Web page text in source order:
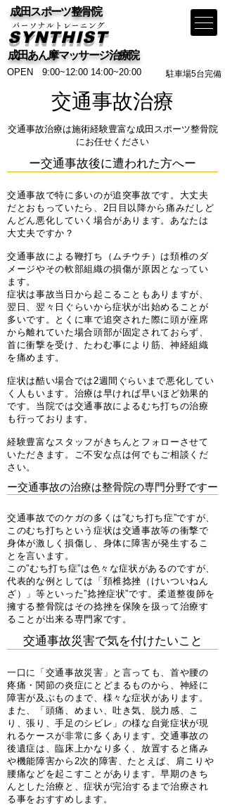
​ 成田スポーツ整骨院
​パーソナルトレーニング
SYNTHIST
​ 成田あん摩マッサージ治療院
OPEN 9:00~12:00 14:00~20:00 ​駐車場5台完備
交通事故治療
交通事故治療は施術経験豊富な成田スポーツ整骨院
にお任せください
ー交通事故後に遭われた方へー
交通事故で特に多いのが追突事故です。大丈夫
だとおもっていたら、2日目以降から痛みだしど
んどん悪化していく場合があります。あなたは
大丈夫ですか？
交通事故による鞭打ち（ムチウチ）は頚椎のダ
メージやその軟部組織の損傷が原因となってい
ます。
症状は事故当日から起こることもありますが、
翌日、翌々日ぐらいから症状が出始めることが
多いです。とくに車で追突された際に頭が座席
から離れていた場合頭部が固定されておらず、
首に衝撃を受け、たわむ事により筋、神経組織
を痛めます。
症状は酷い場合では2週間ぐらいまで悪化してい
く人もいます。治療は早ければ早いほど効果的
です。当院では交通事故によるむち打ちの治療
も行っております。
経験豊富なスタッフがきちんとフォローさせて
いただきます。ご不安な点は何でもご相談くだ
さい。
ー交通事故の治療は整骨院の専門分野ですー
交通事故でのケガの多くは”むち打ち症”ですが、
このむち打ちという症状は交通事故等の衝撃で
身体が激しく損傷し、身体に障害が発生するこ
とを言います。
この”むち打ち症”は色々な症状があるのですが、
代表的な例としては「頚椎捻挫（けいついねん
ざ）」等といった”捻挫症状”です。柔道整復師を
擁する整骨院はその捻挫を保険を扱って治療す
ることが出来る専門家です。
交通事故災害で気を付けたいこと
一口に「交通事故災害」と言っても、首や腰の
疼痛・関節の炎症にとどまるものから、神経に
障害が及ぶものまで、様々な症状があります。
また、「頭痛、めまい、吐き気、脱力感、こ
り、張り、手足のシビレ」の様な自覚症状が現
れるケースが非常に多くあります。交通事故の
後遺症は、臨床上かなり多く、放置すると痛み
や機能障害から2次的障害、たとえば、肩こりや
腰痛などを起こすことがあります。早期のきち
んとした治療と、症状が完治するまで治療され
る事をおすすめします。